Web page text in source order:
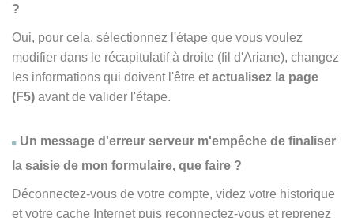
?
Oui, pour cela, sélectionnez l'étape que vous voulez
modifier dans le récapitulatif à droite (fil d'Ariane), changez
les informations qui doivent l'être etactualisez la page
(F5) avant de valider l'étape.
Un message d'erreur serveur m'empêche de finaliser
la saisie de mon formulaire, que faire ?
Déconnectez-vous de votre compte, videz votre historique
et votre cache Internet puis reconnectez-vous et reprenez